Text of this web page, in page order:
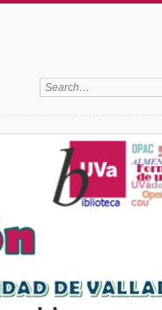
Search: